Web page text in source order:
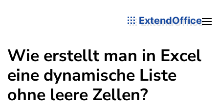
ExtendOffice
Wie erstellt man in Excel
eine dynamische Liste
ohne leere Zellen?